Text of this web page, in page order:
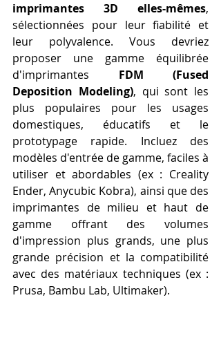
imprimantes 3D elles-mêmes,
sélectionnées pour leur fiabilité et
leur polyvalence. Vous devriez
proposer une gamme équilibrée
d'imprimantes FDM (Fused
Deposition Modeling), qui sont les
plus populaires pour les usages
domestiques, éducatifs et le
prototypage rapide. Incluez des
modèles d'entrée de gamme, faciles à
utiliser et abordables (ex : Creality
Ender, Anycubic Kobra), ainsi que des
imprimantes de milieu et haut de
gamme offrant des volumes
d'impression plus grands, une plus
grande précision et la compatibilité
avec des matériaux techniques (ex :
Prusa, Bambu Lab, Ultimaker).